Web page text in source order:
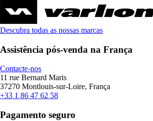
Descubra todas as nossas marcas
Assistência pós-venda na França
Contacte-nos
11 rue Bernard Maris
37270 Montlouis-sur-Loire, França
+33 1 86 47 62 58
Pagamento seguro